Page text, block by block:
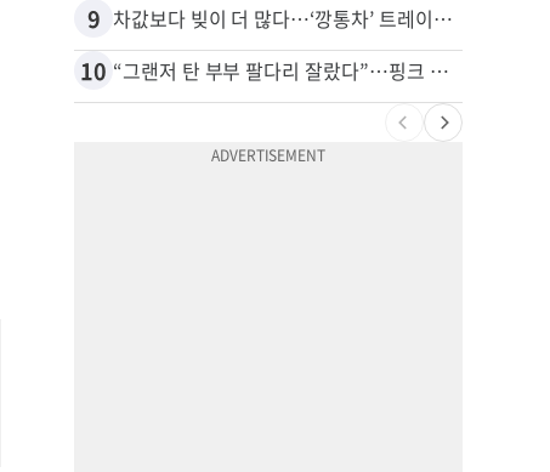
9 차값보다 빚이 더 많다…‘깡통차’ 트레이드인 급증
10 “그랜저 탄 부부 팔다리 잘랐다”…핑크 살인공장 충격 실체